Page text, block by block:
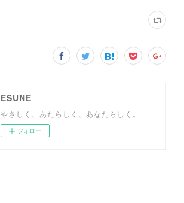
ESUNE
やさしく、あたらしく、あなたらしく。
フォロー